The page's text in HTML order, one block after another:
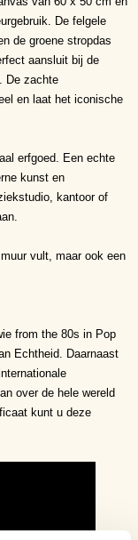
De felgele
de groene stropdas
aansluit bij de
De zachte
en laat het iconische
erfgoed. Een echte
kunst en
kantoor of
vult, maar ook een
from the 80s in Pop
Echtheid. Daarnaast
over de hele wereld
kunt u deze